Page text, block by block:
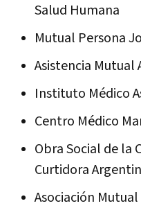
Salud Humana
Mutual Persona
Asistencia Mutual
Instituto Médico
Centro Médico
Obra Social de la
Curtidora
Asociación